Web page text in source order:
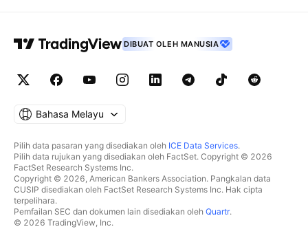
DIBUAT OLEH MANUSIA
Bahasa Melayu
Pilih data pasaran yang disediakan oleh ICE Data Services.
Pilih data rujukan yang disediakan oleh FactSet. Copyright © 2026
FactSet Research Systems Inc.
Copyright © 2026, American Bankers Association. Pangkalan data
CUSIP disediakan oleh FactSet Research Systems Inc. Hak cipta
terpelihara.
Pemfailan SEC dan dokumen lain disediakan oleh Quartr.
© 2026 TradingView, Inc.